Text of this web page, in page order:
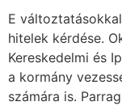
E
hitelek kérdése.
Kereskedelmi és
a kormány
számára is.